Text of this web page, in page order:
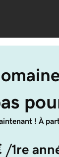
! À
/1re